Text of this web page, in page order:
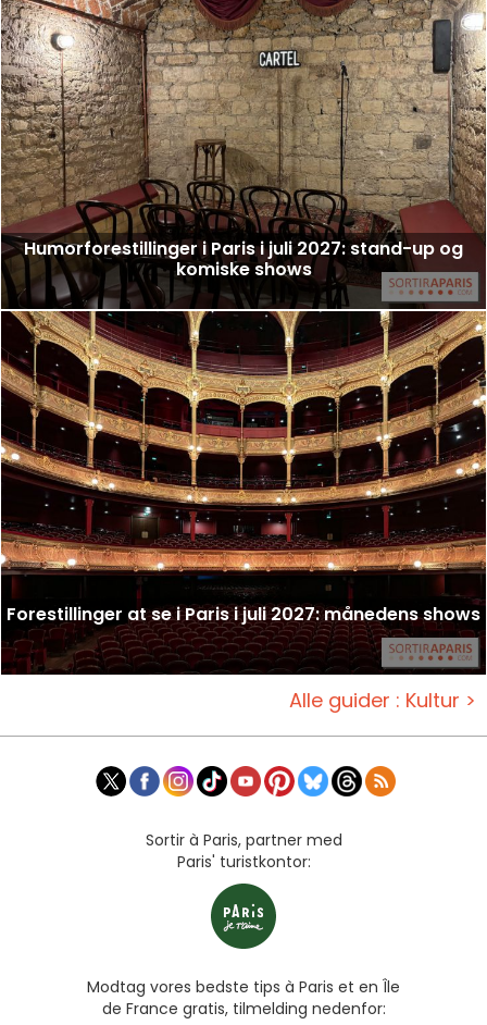
Humorforestillinger i Paris i juli 2027: stand-up og
komiske shows
Forestillinger at se i Paris i juli 2027: månedens shows
Alle guider : Kultur >
Sortir à Paris, partner med
Paris' turistkontor:
Modtag vores bedste tips à Paris et en Île
de France gratis, tilmelding nedenfor: